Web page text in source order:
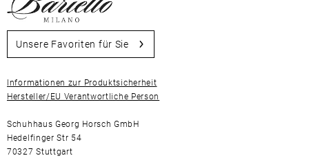
Unsere Favoriten für Sie
Informationen zur Produktsicherheit
Hersteller/EU Verantwortliche Person
Schuhhaus Georg Horsch GmbH
Hedelfinger Str 54
70327 Stuttgart